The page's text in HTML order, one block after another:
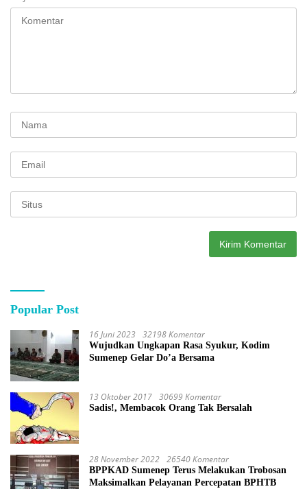
Popular Post
16 Juni 2023 32198 Komentar
Wujudkan Ungkapan Rasa Syukur, Kodim
Sumenep Gelar Do’a Bersama
13 Oktober 2017 30699 Komentar
Sadis!, Membacok Orang Tak Bersalah
28 November 2022 26540 Komentar
BPPKAD Sumenep Terus Melakukan Trobosan
Maksimalkan Pelayanan Percepatan BPHTB